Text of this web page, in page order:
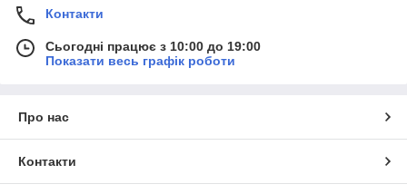
Контакти
Сьогодні працює з 10:00 до 19:00
Показати весь графік роботи
Про нас
Контакти